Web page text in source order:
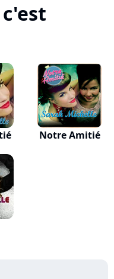
Notre Amitié